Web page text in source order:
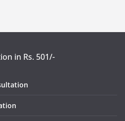
in Rs. 501/-